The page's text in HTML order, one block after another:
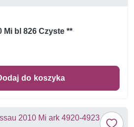
Mi bl 826 Czyste **
do koszyka